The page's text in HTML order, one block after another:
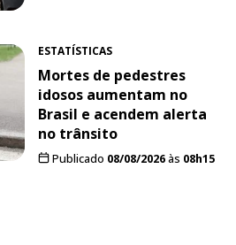
ESTATÍSTICAS
Mortes de pedestres
idosos aumentam no
Brasil e acendem alerta
no trânsito
Publicado 08/08/2026às 08h15